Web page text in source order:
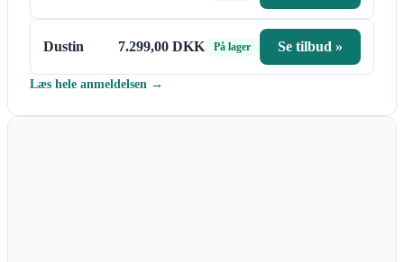
Dustin 7.299,00 DKK På lager Se tilbud »
Læs hele anmeldelsen →